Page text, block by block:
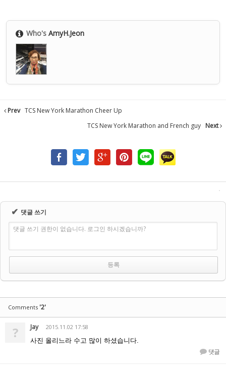
Who'sAmyH.Jeon
Prev TCS New York Marathon Cheer Up
TCS New York Marathon and French guy Next
✔ 댓글 쓰기
댓글 쓰기 권한이 없습니다. 로그인 하시겠습니까?
Comments '2'
? Jay
2015.11.02 17:58
사진 올리느라 수고 많이 하셨습니다.
댓글